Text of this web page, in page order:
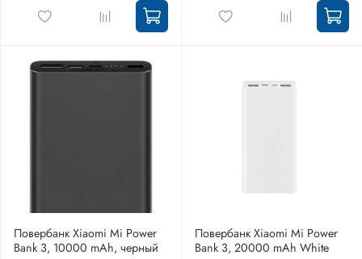
Повербанк Xiaomi Mi Power
Bank 3, 10000 mAh, черный
Повербанк Xiaomi Mi Power
Bank 3, 20000 mAh White